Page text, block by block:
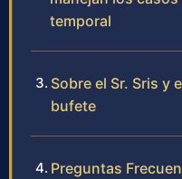
temporal
Sobre el Sr. Sris y
bufete
Preguntas